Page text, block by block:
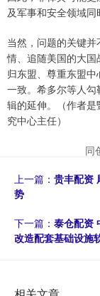
及军事和安全领域同
当然，问题的关键
情、追随美国的大国
归东盟、尊重东盟
一致。希多尔等人勾
辑的延伸。（作者
究中心主任）
同
上一篇： 贵丰配资
势
下一篇： 泰仓配资
改造配套基础设施